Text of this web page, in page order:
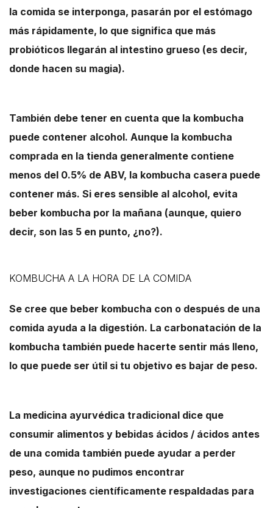
la comida se interponga, pasarán por el estómago
más rápidamente, lo que significa que más
probióticos llegarán al intestino grueso (es decir,
donde hacen su magia).
También debe tener en cuenta que la kombucha
puede contener alcohol. Aunque la kombucha
comprada en la tienda generalmente contiene
menos del 0.5% de ABV, la kombucha casera puede
contener más. Si eres sensible al alcohol, evita
beber kombucha por la mañana (aunque, quiero
decir, son las 5 en punto, ¿no?).
KOMBUCHA A LA HORA DE LA COMIDA
Se cree que beber kombucha con o después de una
comida ayuda a la digestión. La carbonatación de la
kombucha también puede hacerte sentir más lleno,
lo que puede ser útil si tu objetivo es bajar de peso.
La medicina ayurvédica tradicional dice que
consumir alimentos y bebidas ácidos / ácidos antes
de una comida también puede ayudar a perder
peso, aunque no pudimos encontrar
investigaciones científicamente respaldadas para